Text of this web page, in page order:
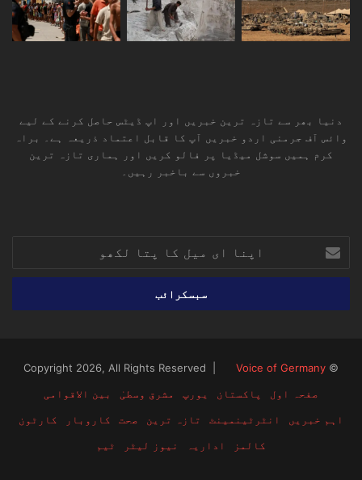
دنیا بھر سے تازہ ترین خبریں اور اپ ڈیٹس حاصل کرنے کے لیے
وائس آف جرمنی اردو خبریں آپ کا قابل اعتماد ذریعہ ہے۔ براہ
کرم ہمیں سوشل میڈیا پر فالو کریں اور ہماری تازہ ترین
خبروں سے باخبر رہیں۔
ای
میل
پتا
© Copyright 2026, All Rights Reserved |
Voice of Germany
صفحہ اول
پاکستان یورپ مشرق وسطیٰ
بین الاقوامی
اہم خبریں
انٹرٹینمینٹ تازہ ترین صحت کاروبار
کارٹون
کالمز
اداریہ نیوز لیٹر ٹیم